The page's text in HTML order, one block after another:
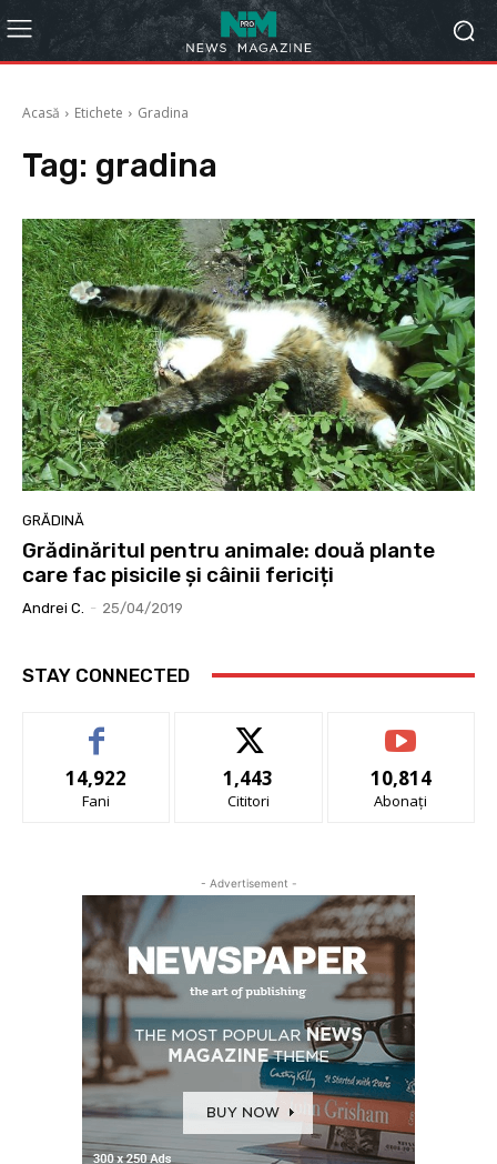
Acasă Etichete Gradina
Tag: gradina
GRĂDINĂ
Grădinăritul pentru animale: două plante
care fac pisicile și câinii fericiți
Andrei C. - 25/04/2019
STAY CONNECTED
14,922
Fani
1,443
Cititori
10,814
Abonați
- Advertisement -